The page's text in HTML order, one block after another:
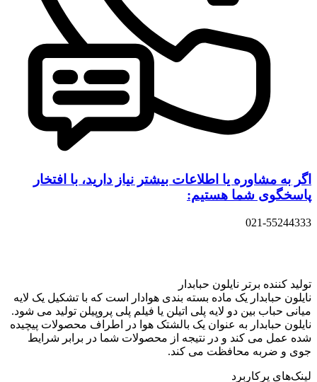
اگر به مشاوره یا اطلاعات بیشتر نیاز دارید، با افتخار
پاسخگوی شما هستیم:
021-55244333
تولید کننده برتر نایلون حبابدار
نایلون حبابدار یک ماده بسته بندی هوادار است که با تشکیل یک لایه
میانی حباب بین دو لایه پلی اتیلن یا فیلم پلی پروپیلن تولید می شود.
نایلون حبابدار به عنوان یک بالشتک هوا در اطراف محصولات پیچیده
شده عمل می کند و در نتیجه از محصولات شما در برابر شرایط
جوی و ضربه محافظت می کند.
لینک‌های پرکاربرد